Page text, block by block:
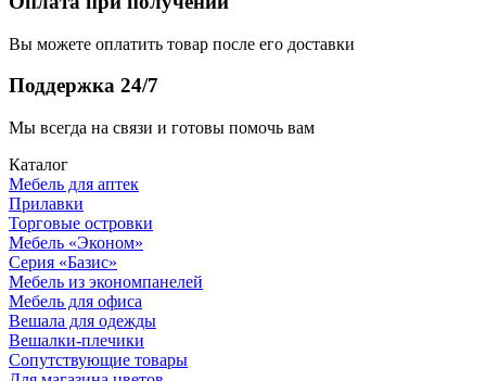
Вы можете оплатить товар после его доставки
Поддержка 24/7
Мы всегда на связи и готовы помочь вам
Каталог
Мебель для аптек
Прилавки
Торговые островки
Мебель «Эконом»
Серия «Базис»
Мебель из экономпанелей
Мебель для офиса
Вешала для одежды
Вешалки-плечики
Сопутствующие товары